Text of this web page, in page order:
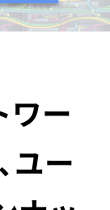
ワー
ユー